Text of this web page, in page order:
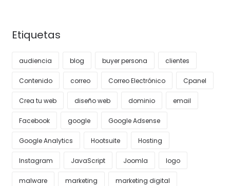
Etiquetas
audiencia blog buyer persona clientes
Contenido correo Correo Electrónico Cpanel
Crea tu web diseño web dominio email
Facebook google Google Adsense
Google Analytics Hootsuite Hosting
Instagram JavaScript Joomla logo
malware marketing marketing digital